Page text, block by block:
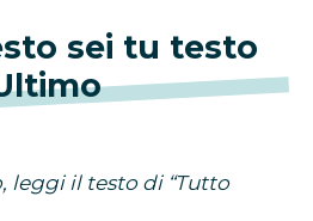
sei tu testo
leggi il testo di “Tutto